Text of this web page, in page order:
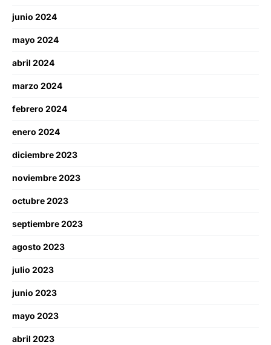
junio 2024
mayo 2024
abril 2024
marzo 2024
febrero 2024
enero 2024
diciembre 2023
noviembre 2023
octubre 2023
septiembre 2023
agosto 2023
julio 2023
junio 2023
mayo 2023
abril 2023